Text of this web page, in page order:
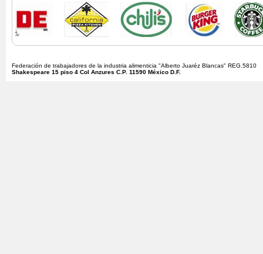
Federación de trabajadores de la industria alimenticia "Alberto Juaréz Blancas" REG.5810
Shakespeare 15 piso 4 Col Anzures C.P. 11590 México D.F.